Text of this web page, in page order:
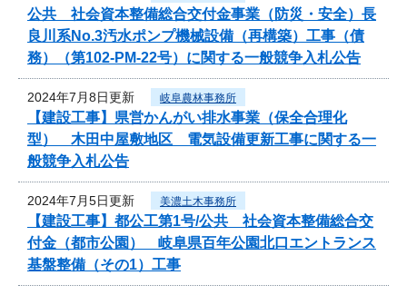
公共 社会資本整備総合交付金事業（防災・安全）長
良川系No.3汚水ポンプ機械設備（再構築）工事（債
務）（第102-PM-22号）に関する一般競争入札公告
2024年7月8日更新 岐阜農林事務所
【建設工事】県営かんがい排水事業（保全合理化
型） 木田中屋敷地区 電気設備更新工事に関する一
般競争入札公告
2024年7月5日更新 美濃土木事務所
【建設工事】都公工第1号/公共 社会資本整備総合交
付金（都市公園） 岐阜県百年公園北口エントランス
基盤整備（その1）工事